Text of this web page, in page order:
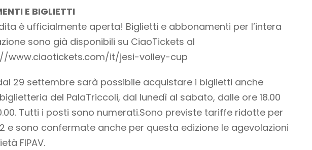
E BIGLIETTI
è ufficialmente aperta! Biglietti e abbonamenti per l’intera
sono già disponibili su CiaoTickets al
www.ciaotickets.com/it/jesi-volley-cup
29 settembre sarà possibile acquistare i biglietti anche
del PalaTriccoli, dal lunedì al sabato, dalle ore 18.00
Tutti i posti sono numerati.Sono previste tariffe ridotte per
e sono confermate anche per questa edizione le agevolazioni
FIPAV.